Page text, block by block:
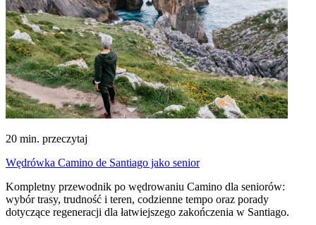
20 min. przeczytaj
Wędrówka Camino de Santiago jako senior
Kompletny przewodnik po wędrowaniu Camino dla seniorów:
wybór trasy, trudność i teren, codzienne tempo oraz porady
dotyczące regeneracji dla łatwiejszego zakończenia w Santiago.